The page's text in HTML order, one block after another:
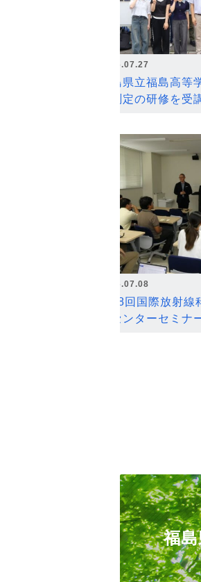
2026.07.27
福島県立福島高等
ン測定の研修を受
2026.07.08
第18回国際放射
ンセンターセミナ
福